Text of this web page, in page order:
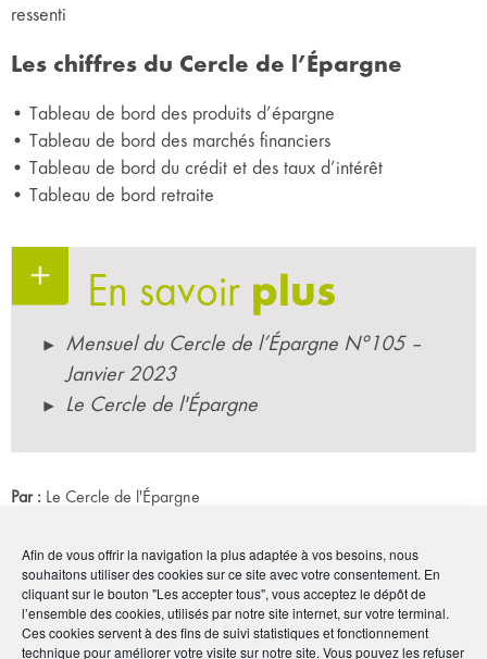
Afin de vous offrir la navigation la plus adaptée à vos besoins, nous
souhaitons utiliser des cookies sur ce site avec votre consentement. En
cliquant sur le bouton "Les accepter tous", vous acceptez le dépôt de
l’ensemble des cookies, utilisés par notre site internet, sur votre terminal.
Ces cookies servent à des fins de suivi statistiques et fonctionnement
technique pour améliorer votre visite sur notre site. Vous pouvez les refuser
ressenti
Les chiffres du Cercle de l’Épargne
• Tableau de bord des produits d’épargne
• Tableau de bord des marchés financiers
• Tableau de bord du crédit et des taux d’intérêt
• Tableau de bord retraite
En savoir plus
Mensuel du Cercle de l’Épargne N°105 –
Janvier 2023
Le Cercle de l'Épargne
Par : Le Cercle de l'Épargne
Noter 4.7/5 3votes
Imprimer